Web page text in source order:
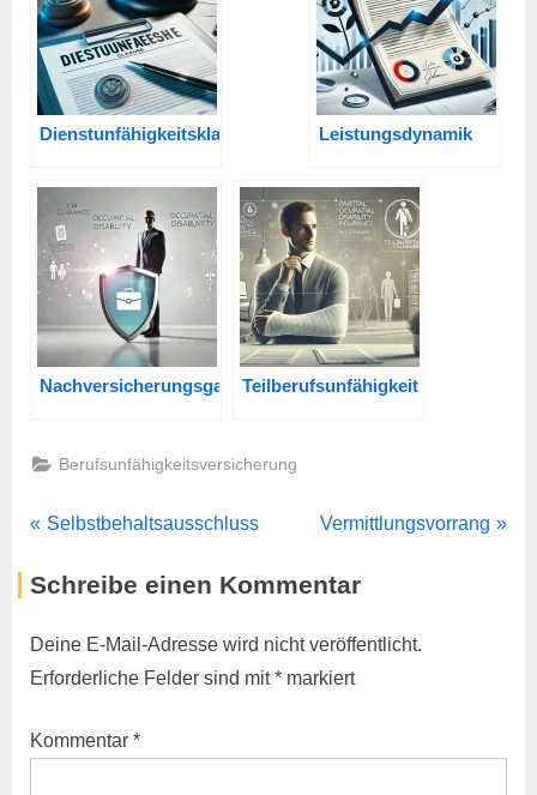
Dienstunfähigkeitsklausel Leistungsdynamik
NachversicherungsgarantieTeilberufsunfähigkeit
Berufsunfähigkeitsversicherung
Beitragsnavigation
P
e
i
o
s
Selbstbehaltsausschluss
N
x
P
o
t
Vermittlungsvorrang
Schreibe einen Kommentar
Deine E-Mail-Adresse wird nicht veröffentlicht.
Erforderliche Felder sind mit* markiert
Kommentar *